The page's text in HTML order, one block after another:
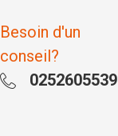
Besoin d'un
conseil?
0252605539